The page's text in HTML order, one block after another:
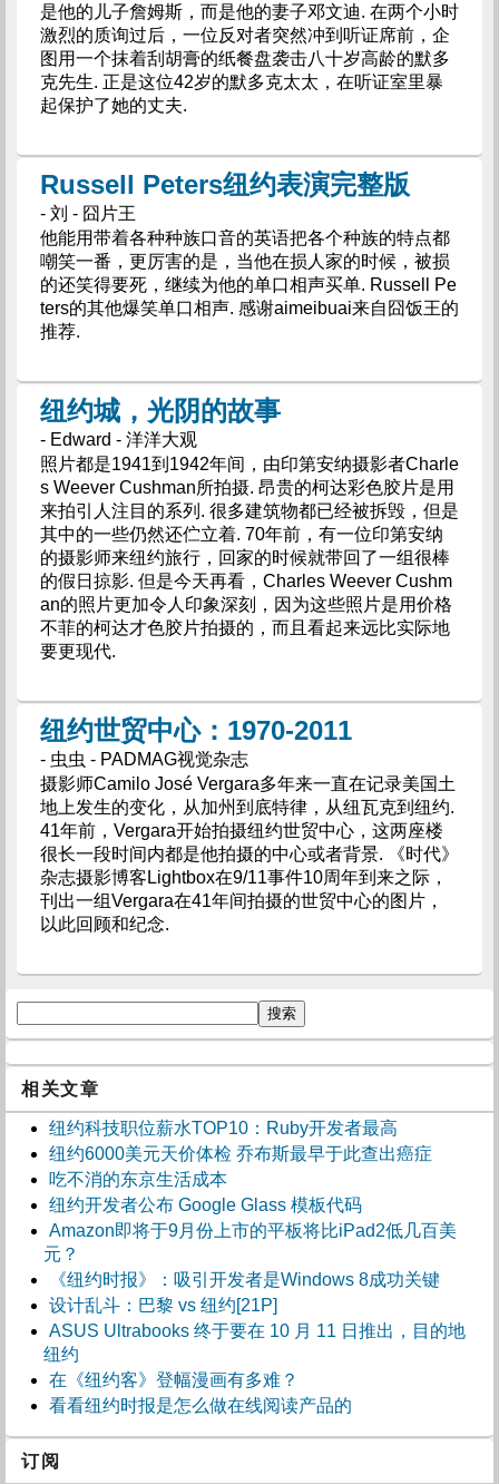
是他的儿子詹姆斯，而是他的妻子邓文迪. 在两个小时
激烈的质询过后，一位反对者突然冲到听证席前，企
图用一个抹着刮胡膏的纸餐盘袭击八十岁高龄的默多
克先生. 正是这位42岁的默多克太太，在听证室里暴
起保护了她的丈夫.
Russell Peters纽约表演完整版
- 刘 - 囧片王
他能用带着各种种族口音的英语把各个种族的特点都
嘲笑一番，更厉害的是，当他在损人家的时候，被损
的还笑得要死，继续为他的单口相声买单. Russell Pe
ters的其他爆笑单口相声. 感谢aimeibuai来自囧饭王的
推荐.
纽约城，光阴的故事
- Edward - 洋洋大观
照片都是1941到1942年间，由印第安纳摄影者Charle
s Weever Cushman所拍摄. 昂贵的柯达彩色胶片是用
来拍引人注目的系列. 很多建筑物都已经被拆毁，但是
其中的一些仍然还伫立着. 70年前，有一位印第安纳
的摄影师来纽约旅行，回家的时候就带回了一组很棒
的假日掠影. 但是今天再看，Charles Weever Cushm
an的照片更加令人印象深刻，因为这些照片是用价格
不菲的柯达才色胶片拍摄的，而且看起来远比实际地
要更现代.
纽约世贸中心：1970-2011
- 虫虫 - PADMAG视觉杂志
摄影师Camilo José Vergara多年来一直在记录美国土
地上发生的变化，从加州到底特律，从纽瓦克到纽约.
41年前，Vergara开始拍摄纽约世贸中心，这两座楼
很长一段时间内都是他拍摄的中心或者背景. 《时代》
杂志摄影博客Lightbox在9/11事件10周年到来之际，
刊出一组Vergara在41年间拍摄的世贸中心的图片，
以此回顾和纪念.
相关文章
纽约科技职位薪水TOP10：Ruby开发者最高
纽约6000美元天价体检 乔布斯最早于此查出癌症
吃不消的东京生活成本
纽约开发者公布 Google Glass 模板代码
Amazon即将于9月份上市的平板将比iPad2低几百美
元？
《纽约时报》：吸引开发者是Windows 8成功关键
设计乱斗：巴黎 vs 纽约[21P]
ASUS Ultrabooks 终于要在 10 月 11 日推出，目的地
纽约
在《纽约客》登幅漫画有多难？
看看纽约时报是怎么做在线阅读产品的
订阅